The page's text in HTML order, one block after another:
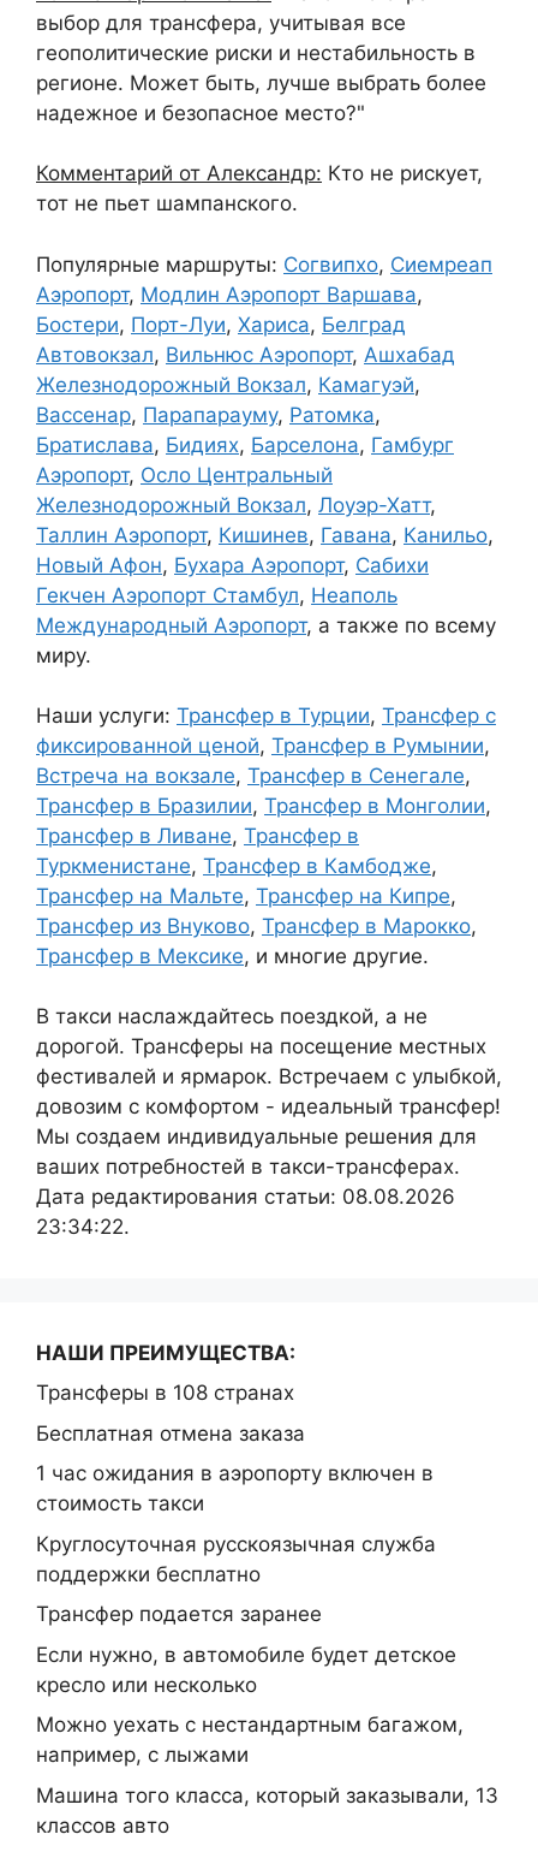
выбор для трансфера, учитывая все
геополитические риски и нестабильность в
регионе. Может быть, лучше выбрать более
надежное и безопасное место?"
Комментарий от Александр: Кто не рискует,
тот не пьет шампанского.
Популярные маршруты: Согвипхо, Сиемреап
Аэропорт, Модлин Аэропорт Варшава,
Бостери, Порт-Луи, Хариса, Белград
Автовокзал, Вильнюс Аэропорт, Ашхабад
Железнодорожный Вокзал, Камагуэй,
Вассенар, Парапарауму, Ратомка,
Братислава, Бидиях, Барселона, Гамбург
Аэропорт, Осло Центральный
Железнодорожный Вокзал, Лоуэр-Хатт,
Таллин Аэропорт, Кишинев, Гавана, Канильо,
Новый Афон, Бухара Аэропорт, Сабихи
Гекчен Аэропорт Стамбул, Неаполь
Международный Аэропорт, а также по всему
миру.
Наши услуги: Трансфер в Турции, Трансфер с
фиксированной ценой, Трансфер в Румынии,
Встреча на вокзале, Трансфер в Сенегале,
Трансфер в Бразилии, Трансфер в Монголии,
Трансфер в Ливане, Трансфер в
Туркменистане, Трансфер в Камбодже,
Трансфер на Мальте, Трансфер на Кипре,
Трансфер из Внуково, Трансфер в Марокко,
Трансфер в Мексике, и многие другие.
В такси наслаждайтесь поездкой, а не
дорогой. Трансферы на посещение местных
фестивалей и ярмарок. Встречаем с улыбкой,
довозим с комфортом - идеальный трансфер!
Мы создаем индивидуальные решения для
ваших потребностей в такси-трансферах.
Дата редактирования статьи: 08.08.2026
23:34:22.
НАШИ ПРЕИМУЩЕСТВА:
Трансферы в 108 странах
Бесплатная отмена заказа
1 час ожидания в аэропорту включен в
стоимость такси
Круглосуточная русскоязычная служба
поддержки бесплатно
Трансфер подается заранее
Если нужно, в автомобиле будет детское
кресло или несколько
Можно уехать с нестандартным багажом,
например, с лыжами
Машина того класса, который заказывали, 13
классов авто